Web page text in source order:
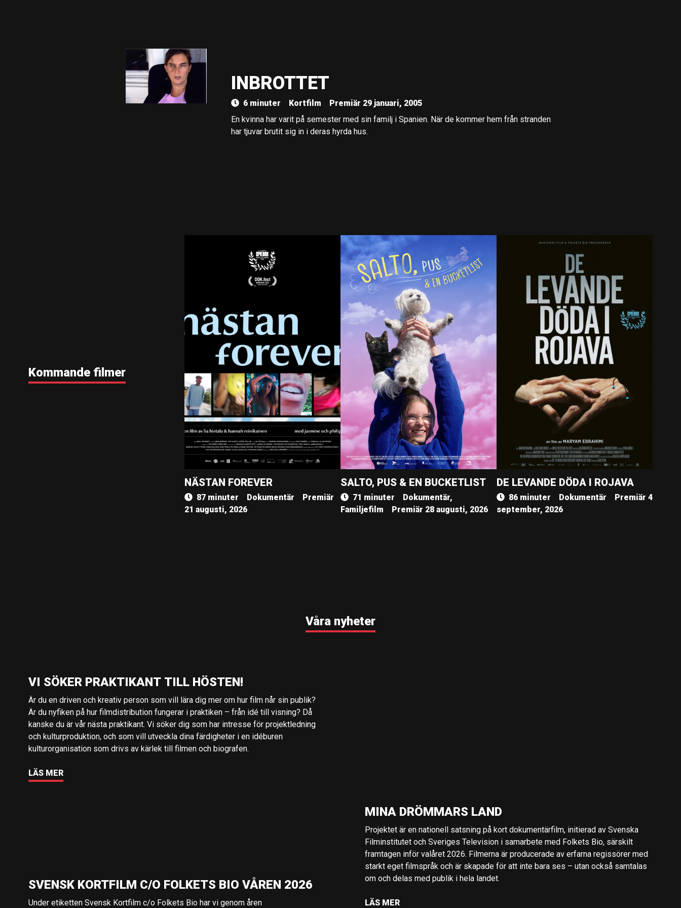
INBROTTET
6 minuter Kortfilm
Premiär 29 januari, 2005
En kvinna har varit på semester med sin familj i Spanien. När de kommer hem från stranden
har tjuvar brutit sig in i deras hyrda hus.
Kommande filmer
NÄSTAN FOREVER
87 minuter Dokumentär
Premiär
21 augusti, 2026
SALTO, PUS & EN BUCKETLIST
71 minuter
Dokumentär,
Familjefilm
Premiär 28 augusti, 2026
DE LEVANDE DÖDA I ROJAVA
86 minuter Dokumentär
Premiär 4
september, 2026
Våra nyheter
VI SÖKER PRAKTIKANT TILL HÖSTEN!
Är du en driven och kreativ person som vill lära dig mer om hur film når sin publik?
Är du nyfiken på hur filmdistribution fungerar i praktiken – från idé till visning? Då
kanske du är vår nästa praktikant. Vi söker dig som har intresse för projektledning
och kulturproduktion, och som vill utveckla dina färdigheter i en idéburen
kulturorganisation som drivs av kärlek till filmen och biografen.
LÄS MER
MINA DRÖMMARS LAND
Projektet är en nationell satsning på kort dokumentärfilm, initierad av Svenska
Filminstitutet och Sveriges Television i samarbete med Folkets Bio, särskilt
framtagen inför valåret 2026. Filmerna är producerade av erfarna regissörer med
starkt eget filmspråk och är skapade för att inte bara ses – utan också samtalas
om och delas med publik i hela landet.
LÄS MER
SVENSK KORTFILM C/O FOLKETS BIO VÅREN 2026
Under etiketten Svensk Kortfilm c/o Folkets Bio har vi genom åren